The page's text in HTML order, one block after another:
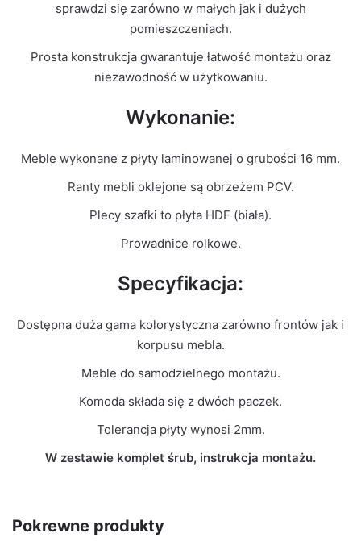
sprawdzi się zarówno w małych jak i dużych
pomieszczeniach.
Prosta konstrukcja gwarantuje łatwość montażu oraz
niezawodność w użytkowaniu.
Wykonanie:
Meble wykonane z płyty laminowanej o grubości 16 mm.
Ranty mebli oklejone są obrzeżem PCV.
Plecy szafki to płyta HDF (biała).
Prowadnice rolkowe.
Specyfikacja:
Dostępna duża gama kolorystyczna zarówno frontów jak i
korpusu mebla.
Meble do samodzielnego montażu.
Komoda składa się z dwóch paczek.
Tolerancja płyty wynosi 2mm.
W zestawie komplet śrub, instrukcja montażu.
Rolkowe
Pokrewne produkty